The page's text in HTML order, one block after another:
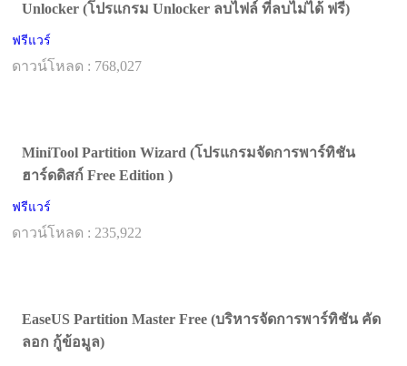
Unlocker (โปรแกรม Unlocker ลบไฟล์ ที่ลบไม่ได้ ฟรี)
ฟรีแวร์
ดาวน์โหลด : 768,027
MiniTool Partition Wizard (โปรแกรมจัดการพาร์ทิชัน
ฮาร์ดดิสก์ Free Edition )
ฟรีแวร์
ดาวน์โหลด : 235,922
EaseUS Partition Master Free (บริหารจัดการพาร์ทิชัน คัด
ลอก กู้ข้อมูล)